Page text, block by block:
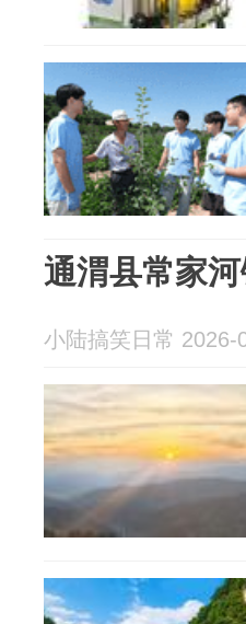
通渭县常家
小陆搞笑日常 2026-